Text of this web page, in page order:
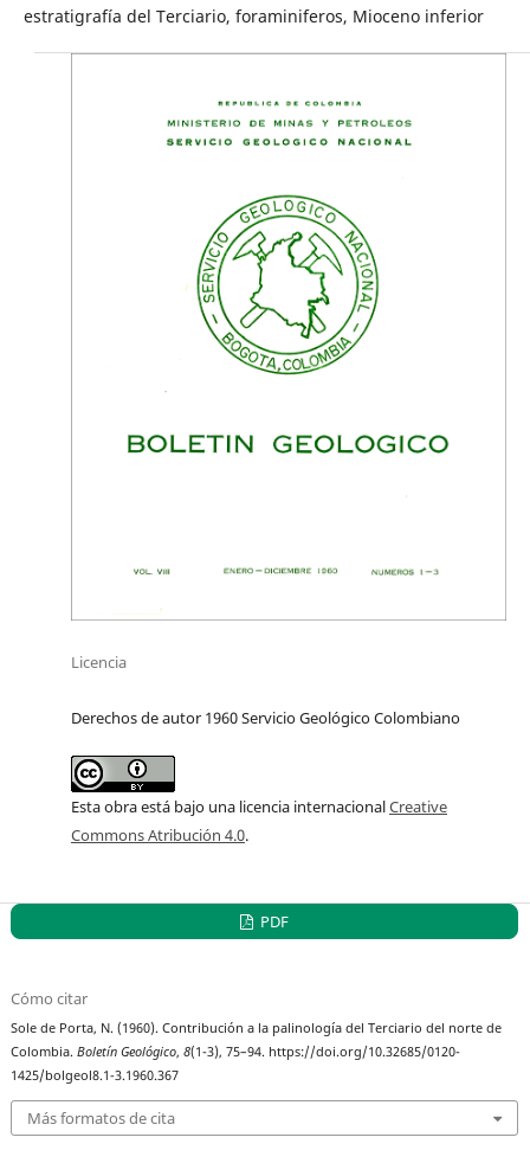
estratigrafía del Terciario, foraminiferos, Mioceno inferior
Licencia
Derechos de autor 1960 Servicio Geológico Colombiano
Esta obra está bajo una licencia internacionalCreative
Commons Atribución 4.0.
PDF
Cómo citar
Sole de Porta, N. (1960). Contribución a la palinología del Terciario del norte de
Colombia.Boletín Geológico,8(1-3), 75–94. https://doi.org/10.32685/0120-
1425/bolgeol8.1-3.1960.367
Más formatos de cita